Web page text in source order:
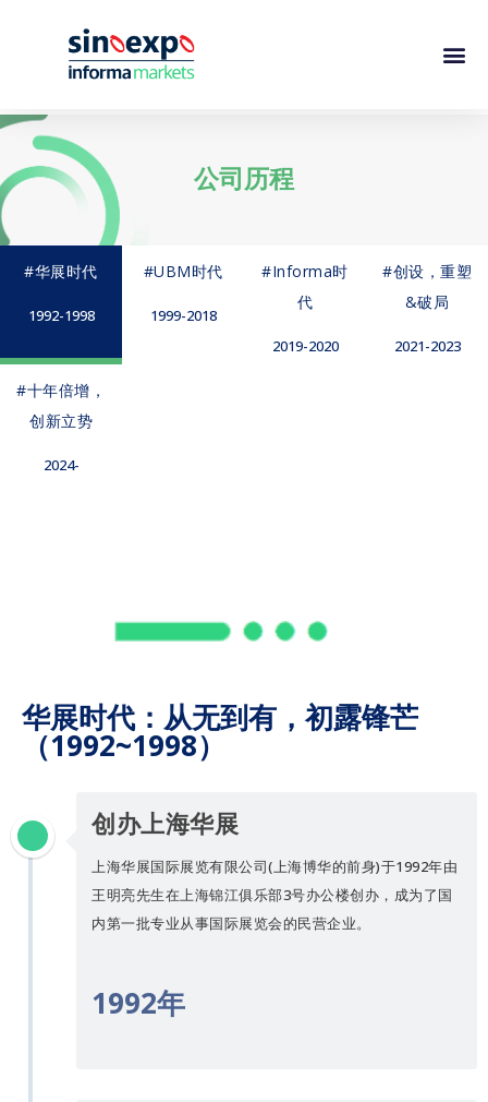
公司历程
#华展时代
1992-1998
#UBM时代
1999-2018
#Informa时
代
2019-2020
#创设，重塑
&破局
2021-2023
#十年倍增，
创新立势
2024-
华展时代：从无到有，初露锋芒
（1992~1998）
创办上海华展
上海华展国际展览有限公司(上海博华的前身)于1992年由
王明亮先生在上海锦江俱乐部3号办公楼创办，成为了国
内第一批专业从事国际展览会的民营企业。
1992年